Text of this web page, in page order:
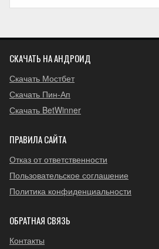
СКАЧАТЬ НА АНДРОИД
Скачать Мостбет
Скачать Пин-Ап
Скачать BetWinner
ПРАВИЛА САЙТА
Отказ от ответственности
Пользовательское соглашение
Политика конфиденциальности
ОБРАТНАЯ СВЯЗЬ
Контакты